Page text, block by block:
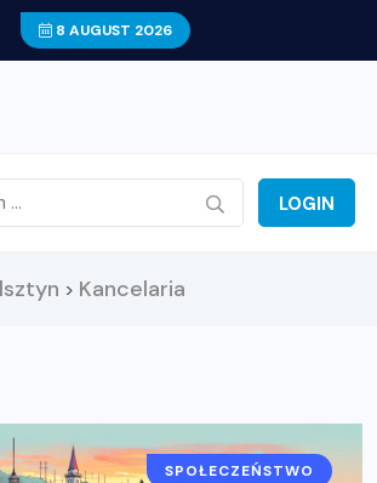
8 AUGUST 2026
LOGIN
> Kancelaria
SPOŁECZEŃSTWO